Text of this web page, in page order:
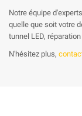
Notre équipe
quelle que soit votre
tunnel LED,
N'hésitez plus,